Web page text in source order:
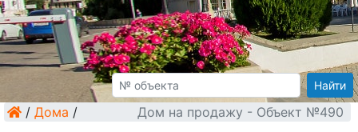
Найти
/ Дома / Дом на продажу - Объект №490